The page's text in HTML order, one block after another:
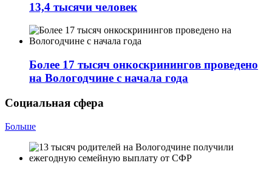
13,4 тысячи человек
Более 17 тысяч онкоскринингов проведено
на Вологодчине с начала года
Социальная сфера
Больше